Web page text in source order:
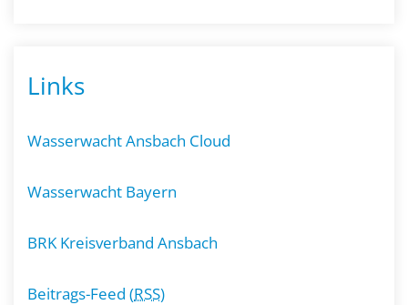
Links
Wasserwacht Ansbach Cloud
Wasserwacht Bayern
BRK Kreisverband Ansbach
Beitrags-Feed (RSS)